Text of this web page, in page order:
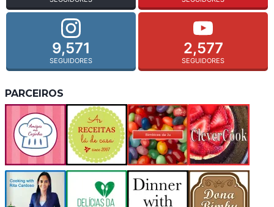
9,571
SEGUIDORES
2,577
SEGUIDORES
PARCEIROS